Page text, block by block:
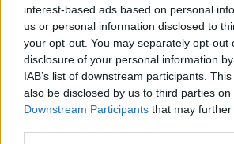
interest-based ads based on personal
us or personal information disclosed to
your opt-out. You may separately opt-out
disclosure of your personal information
IAB’s list of downstream participants.
also be disclosed by us to third parties on
Downstream Participants that may
gość
Macica
Witam od miesiąca wystaje mi
myślę że to macica nie mogę